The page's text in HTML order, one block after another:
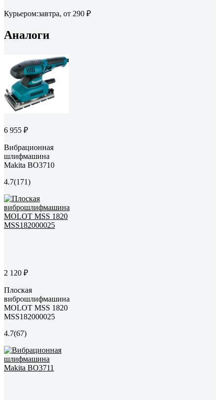
Курьером:завтра, от 290 ₽
Аналоги
6 955 ₽
Вибрационная
шлифмашина
Makita BO3710
4.7(171)
2 120 ₽
Плоская
виброшлифмашина
MOLOT MSS 1820
MSS182000025
4.7(67)